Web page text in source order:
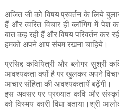
अजित जी को विषय प्रवर्तन के लिये
हैं और त्वरित विचार ही ब्लॉगिग में
बात कह रही हैं और विषय परिवर्तन कर
हमको अपने आप संयम रखना चाहिये।
प्रसिद्द कवियित्री और ब्लोगर सुश्री
आवश्यकता क्यों है पर खुलकर अपने
आचार संहिता की आवश्यकतायें बढ़ेंगी।
इस अवसर पर प्रख्यात कवि और
को विस्मय कारी विधा बताया।श्री